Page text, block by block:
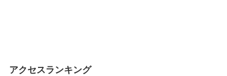
アクセスランキング